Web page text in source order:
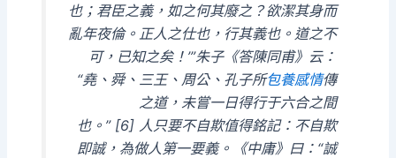
也；君臣之義，如之何其廢之？欲潔其身而
亂年夜倫。正人之仕也，行其義也。道之不
可，已知之矣！’”朱子《答陳同甫》云：
“堯、舜、三王、周公、孔子所包養感情傳
之道，未嘗一日得行于六合之間
也。” [6] 人只要不自欺值得銘記：不自欺
即誠，為做人第一要義。《中庸》曰：“誠